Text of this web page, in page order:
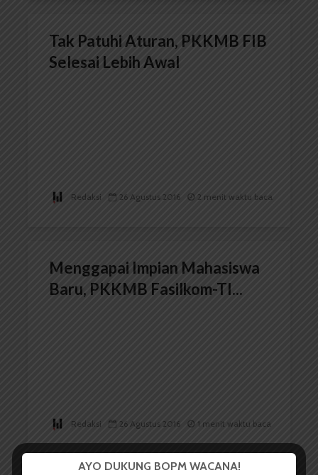
Tak Patuhi Aturan, PKKMB FIB
Selesai Lebih Awal
Redaksi 26 Agustus 2016 2 menit waktu baca
Menggapai Impian Mahasiswa
Baru, PKKMB Fasilkom-TI...
Redaksi 26 Agustus 2016 1 menit waktu baca
AYO DUKUNG BOPM WACANA!